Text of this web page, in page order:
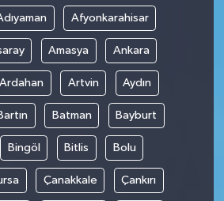
Afyonkarahisar
Amasya Ankara
Ardahan Artvin Aydın
Batman Bayburt
Bingöl Bitlis Bolu
Çanakkale Çankırı